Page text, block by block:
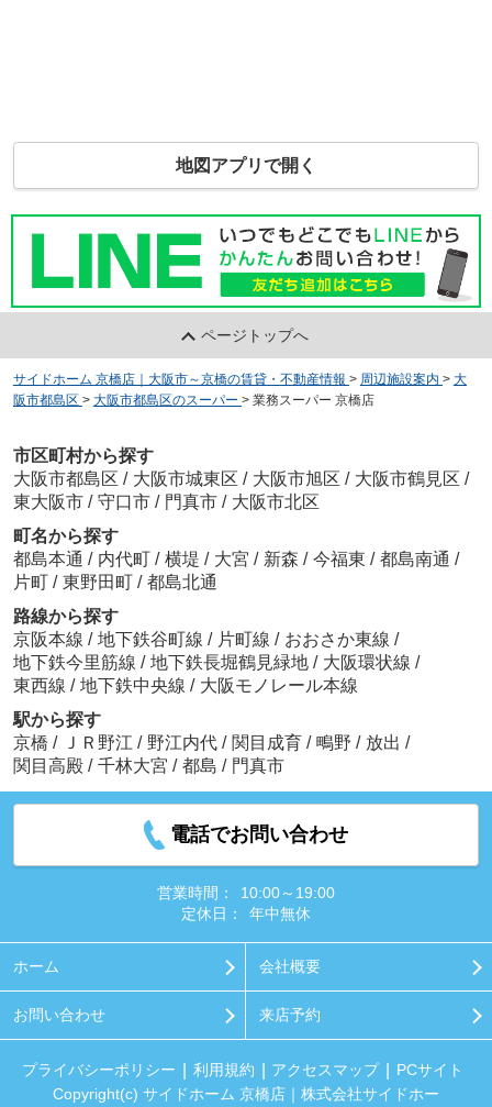
地図アプリで開く
ページトップへ
サイドホーム 京橋店｜大阪市～京橋の賃貸・不動産情報 > 周辺施設案内 > 大
阪市都島区 > 大阪市都島区のスーパー > 業務スーパー 京橋店
市区町村から探す
大阪市都島区 / 大阪市城東区 / 大阪市旭区 / 大阪市鶴見区 /
東大阪市 / 守口市 / 門真市 / 大阪市北区
町名から探す
都島本通 / 内代町 / 横堤 / 大宮 / 新森 / 今福東 / 都島南通 /
片町 / 東野田町 / 都島北通
路線から探す
京阪本線 / 地下鉄谷町線 / 片町線 / おおさか東線 /
地下鉄今里筋線 / 地下鉄長堀鶴見緑地 / 大阪環状線 /
東西線 / 地下鉄中央線 / 大阪モノレール本線
駅から探す
京橋 / ＪＲ野江 / 野江内代 / 関目成育 / 鴫野 / 放出 /
関目高殿 / 千林大宮 / 都島 / 門真市
電話でお問い合わせ
営業時間：
10:00～19:00
定休日：
年中無休
ホーム 会社概要
お問い合わせ 来店予約
プライバシーポリシー 利用規約 アクセスマップ
PCサイト
Copyright(c) サイドホーム 京橋店｜株式会社サイドホー